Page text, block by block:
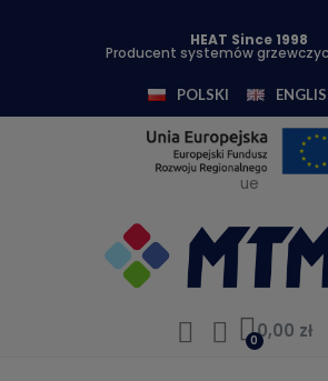
HEAT Since 1998
Producent systemów
POLSKI
ue
0,00 zł